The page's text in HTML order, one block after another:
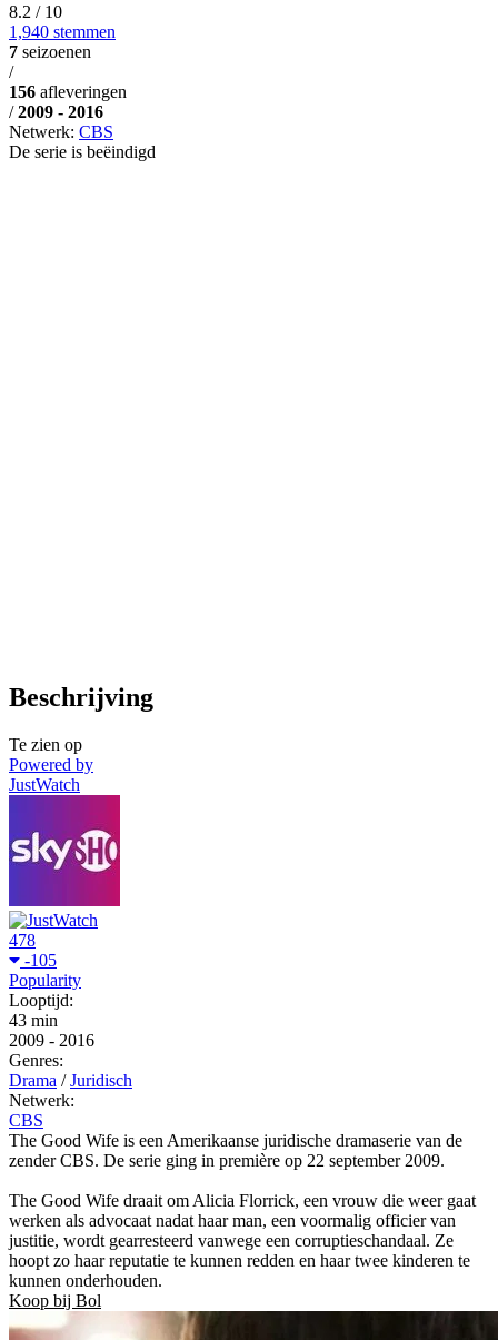
8.2 / 10
1,940 stemmen
7 seizoenen
/
156 afleveringen
/ 2009 - 2016
Netwerk: CBS
De serie is beëindigd
Beschrijving
Te zien op
Powered by
JustWatch
478
-105
Popularity
Looptijd:
43 min
2009 - 2016
Genres:
Drama / Juridisch
Netwerk:
CBS
The Good Wife is een Amerikaanse juridische dramaserie van de
zender CBS. De serie ging in première op 22 september 2009.
The Good Wife draait om Alicia Florrick, een vrouw die weer gaat
werken als advocaat nadat haar man, een voormalig officier van
justitie, wordt gearresteerd vanwege een corruptieschandaal. Ze
hoopt zo haar reputatie te kunnen redden en haar twee kinderen te
kunnen onderhouden.
Koop bij Bol